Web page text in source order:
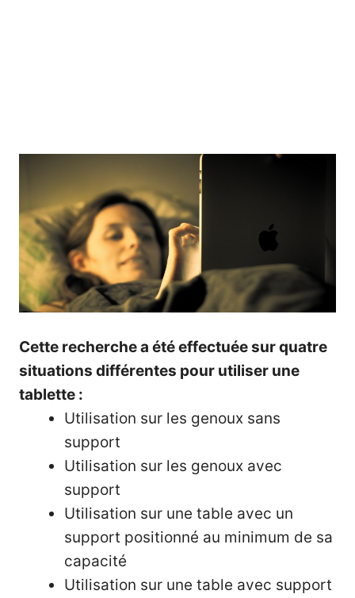
Cette recherche a été effectuée sur quatre
situations différentes pour utiliser une
tablette :
Utilisation sur les genoux sans
support
Utilisation sur les genoux avec
support
Utilisation sur une table avec un
support positionné au minimum de sa
capacité
Utilisation sur une table avec support